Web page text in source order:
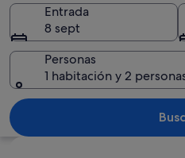
Entrada
8 sept
Personas
1 habitación y 2